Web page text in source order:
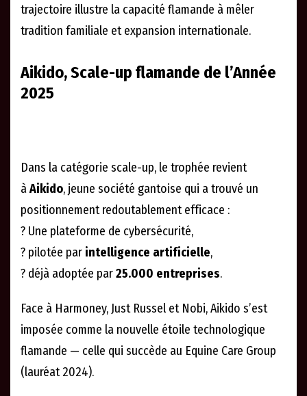
trajectoire illustre la capacité flamande à mêler
tradition familiale et expansion internationale.
Aikido, Scale-up flamande de l’Année
2025
Dans la catégorie scale-up, le trophée revient
àAikido, jeune société gantoise qui a trouvé un
positionnement redoutablement efficace :
? Une plateforme de cybersécurité,
? pilotée par intelligence artificielle,
? déjà adoptée par25.000 entreprises.
Face à Harmoney, Just Russel et Nobi, Aikido s’est
imposée comme la nouvelle étoile technologique
flamande — celle qui succède au Equine Care Group
(lauréat 2024).